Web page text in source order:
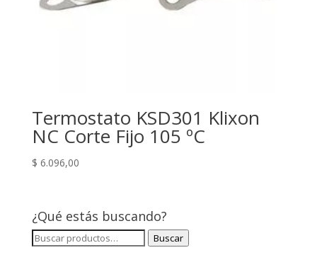
Termostato KSD301 Klixon
NC Corte Fijo 105 ºC
$ 6.096,00
¿Qué estás buscando?
Buscar
Buscar